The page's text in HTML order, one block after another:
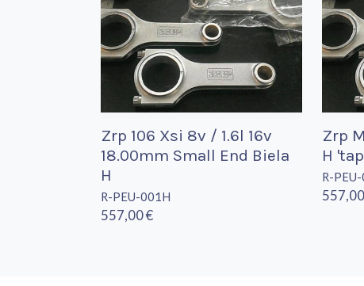
Zrp 106 Xsi 8v / 1.6l 16v
18.00mm Small End Biela
H
R-PEU-001H
557,00 €
Zrp
H
R-